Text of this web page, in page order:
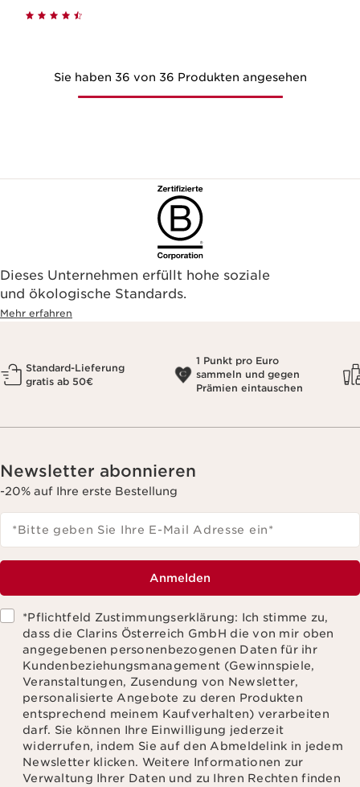
Sie haben 36 von 36 Produkten angesehen
Dieses Unternehmen erfüllt hohe soziale
und ökologische Standards.
Mehr erfahren
Standard-Lieferung
gratis ab 50€
1 Punkt pro Euro
sammeln und gegen
Prämien eintauschen
Newsletter abonnieren
-20% auf Ihre erste Bestellung
*Bitte geben Sie Ihre E-Mail Adresse ein*
Anmelden
*Pflichtfeld Zustimmungserklärung: Ich stimme zu,
dass die Clarins Österreich GmbH die von mir oben
angegebenen personenbezogenen Daten für ihr
Kundenbeziehungsmanagement (Gewinnspiele,
Veranstaltungen, Zusendung von Newsletter,
personalisierte Angebote zu deren Produkten
entsprechend meinem Kaufverhalten) verarbeiten
darf. Sie können Ihre Einwilligung jederzeit
widerrufen, indem Sie auf den Abmeldelink in jedem
Newsletter klicken. Weitere Informationen zur
Verwaltung Ihrer Daten und zu Ihren Rechten finden